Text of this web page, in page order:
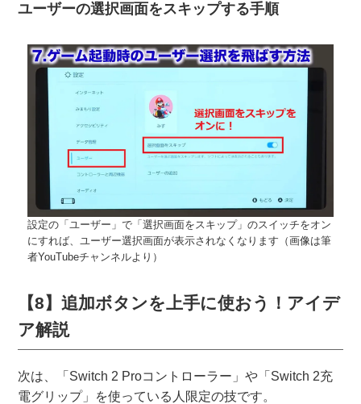
ユーザーの選択画面をスキップする手順
設定の「ユーザー」で「選択画面をスキップ」のスイッチをオン
にすれば、ユーザー選択画面が表示されなくなります（画像は筆
者YouTubeチャンネルより）
【8】追加ボタンを上手に使おう！アイデ
ア解説
次は、「Switch 2 Proコントローラー」や「Switch 2充
電グリップ」を使っている人限定の技です。